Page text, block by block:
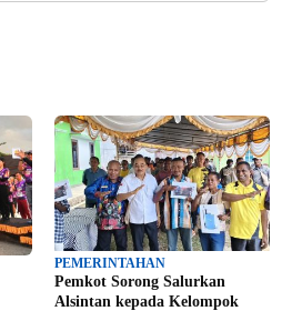
PEMERINTAHAN
Pemkot Sorong Salurkan
Alsintan kepada Kelompok